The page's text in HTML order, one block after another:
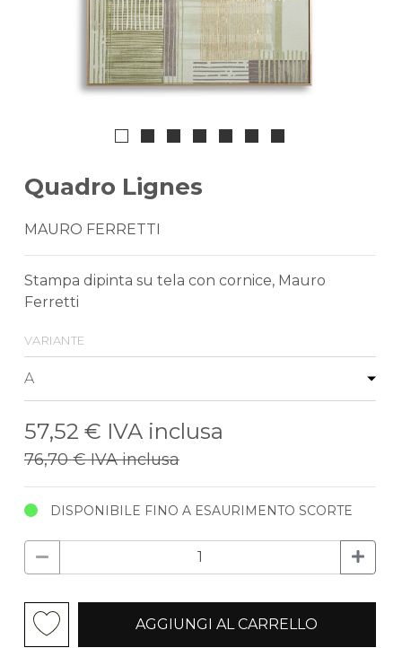
Quadro Lignes
MAURO FERRETTI
Stampa dipinta su tela con cornice, Mauro
Ferretti
variante
57,52 € IVA inclusa
76,70 €IVA inclusa
DISPONIBILE FINO A ESAURIMENTO SCORTE
AGGIUNGI AL CARRELLO